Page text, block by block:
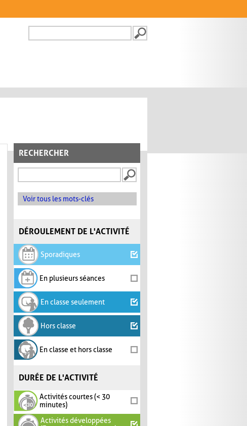
FORMULAIRE DE
RECHERCHER
Voir tous les mots-clés
DÉROULEMENT DE L'ACTIVITÉ
Sporadiques
En plusieurs séances
En classe seulement
Hors classe
En classe et hors classe
DURÉE DE L'ACTIVITÉ
Activités courtes (< 30
minutes)
Activités développées